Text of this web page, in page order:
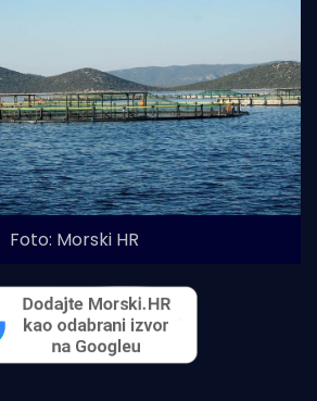
Foto: Morski HR